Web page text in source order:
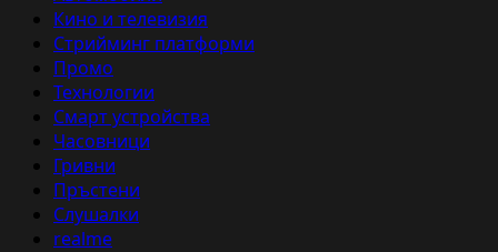
Кино и телевизия
Стрийминг платформи
Промо
Технологии
Смарт устройства
Часовници
Гривни
Пръстени
Слушалки
realme